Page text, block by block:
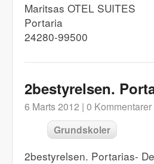
Maritsas OTEL SUITES
Portaria
24280-99500
2bestyrelsen.
6 Marts 2012 | 0 Kommentarer
Grundskoler
2bestyrelsen. Portarias-